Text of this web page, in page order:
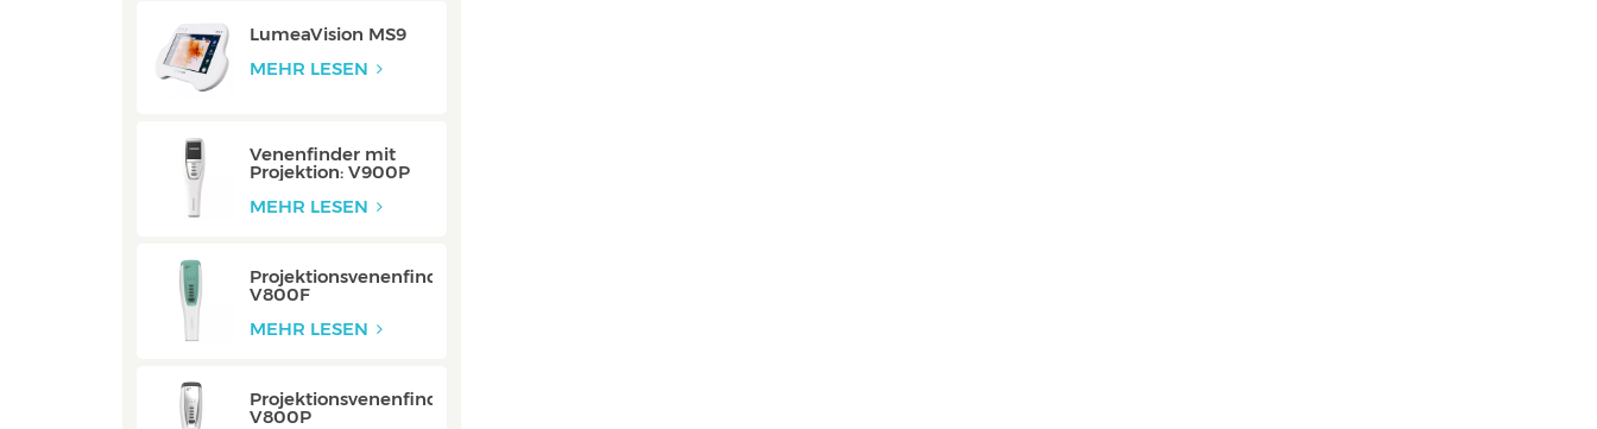
LumeaVision MS9
MEHR LESEN
Venenfinder mit
Projektion: V900P
MEHR LESEN
Projektionsvenenfinder:
V800F
MEHR LESEN
Projektionsvenenfinder:
V800P